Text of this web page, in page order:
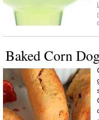
Baked Corn